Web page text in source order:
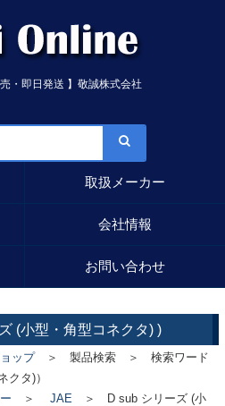
・即日発送 】敬誠株式会社
取扱メーカー
会社情報
お問い合わせ
(小型・角型コネクタ) )
ップ＞ 製品検索 ＞ 検索ワード
クタ)）
＞JAE ＞
D sub シリーズ (小